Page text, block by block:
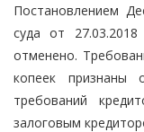
Постановлением
суда от
отменено.
копеек признаны
требований
залоговым